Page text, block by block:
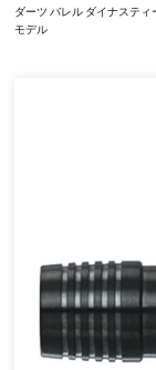
ダーツ バレル ダイナステ
モデル